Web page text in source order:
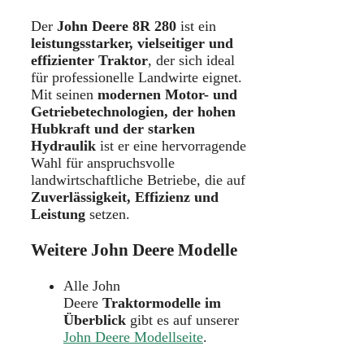
Der John Deere 8R 280 ist ein
leistungsstarker, vielseitiger und
effizienter Traktor, der sich ideal
für professionelle Landwirte eignet.
Mit seinen modernen Motor- und
Getriebetechnologien, der hohen
Hubkraft und der starken
Hydraulik ist er eine hervorragende
Wahl für anspruchsvolle
landwirtschaftliche Betriebe, die auf
Zuverlässigkeit, Effizienz und
Leistung setzen.
Weitere John Deere Modelle
Alle John
Deere Traktormodelle im
Überblick gibt es auf unserer
John Deere Modellseite.